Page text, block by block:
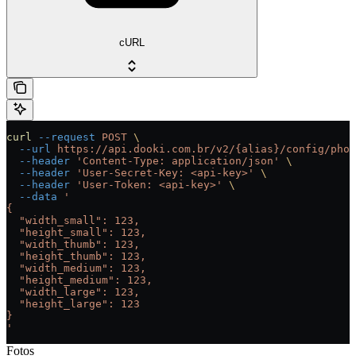
cURL
curl --request POST \
  --url
https://api.dooki.com.br/v2/{alias}/config/
  --header
'Content-Type: application/json'
\
  --header
'User-Secret-Key: <api-key>'
\
  --header
'User-Token: <api-key>'
\
  --data
'
{
  "width_small": 123,
  "height_small": 123,
  "width_thumb": 123,
  "height_thumb": 123,
  "width_medium": 123,
  "height_medium": 123,
  "width_large": 123,
  "height_large": 123
}
'
Fotos